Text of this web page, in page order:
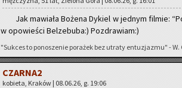
Jak ma­wia­ła Bo­że­na Dy­kiel w jed­nym fil­mie:
w opo­wie­ści Bel­ze­bu­ba:) Po­zdra­wiam:)
"Suk­ces to po­no­sze­nie po­ra­żek bez utra­ty en­tu­zja­zmu" -
CZAR­NA2
ko­bie­ta, Kra­ków | 08.06.26, g. 19:06